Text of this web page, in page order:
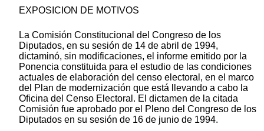
EXPOSICION DE MOTIVOS
La Comisión Constitucional del Congreso de los
Diputados, en su sesión de 14 de abril de 1994,
dictaminó, sin modificaciones, el informe emitido por la
Ponencia constituida para el estudio de las condiciones
actuales de elaboración del censo electoral, en el marco
del Plan de modernización que está llevando a cabo la
Oficina del Censo Electoral. El dictamen de la citada
Comisión fue aprobado por el Pleno del Congreso de los
Diputados en su sesión de 16 de junio de 1994.